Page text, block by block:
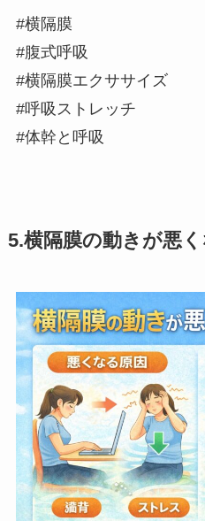
#横隔膜
#腹式呼吸
#横隔膜エクササイズ
#呼吸ストレッチ
#体幹と呼吸
5.横隔膜の動きが悪